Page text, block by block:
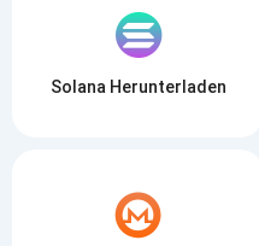
Solana Herunterladen